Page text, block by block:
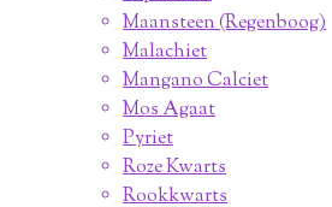
Maansteen (Regenboog)
Malachiet
Mangano Calciet
Mos Agaat
Pyriet
Roze Kwarts
Rookkwarts